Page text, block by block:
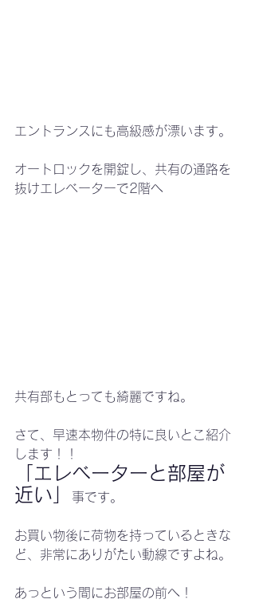
エントランスにも高級感が漂います。
オートロックを開錠し、共有の通路を
抜けエレベーターで2階へ
共有部もとっても綺麗ですね。
さて、早速本物件の特に良いとこ紹介
します！！
「エレベーターと部屋が
近い」
事です。
お買い物後に荷物を持っているときな
ど、非常にありがたい動線ですよね。
あっという間にお部屋の前へ！